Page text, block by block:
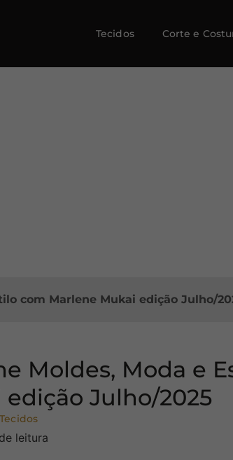
Tecidos Corte e
com Marlene Mukai edição Julho/
Moldes, Moda e
edição Julho/2025